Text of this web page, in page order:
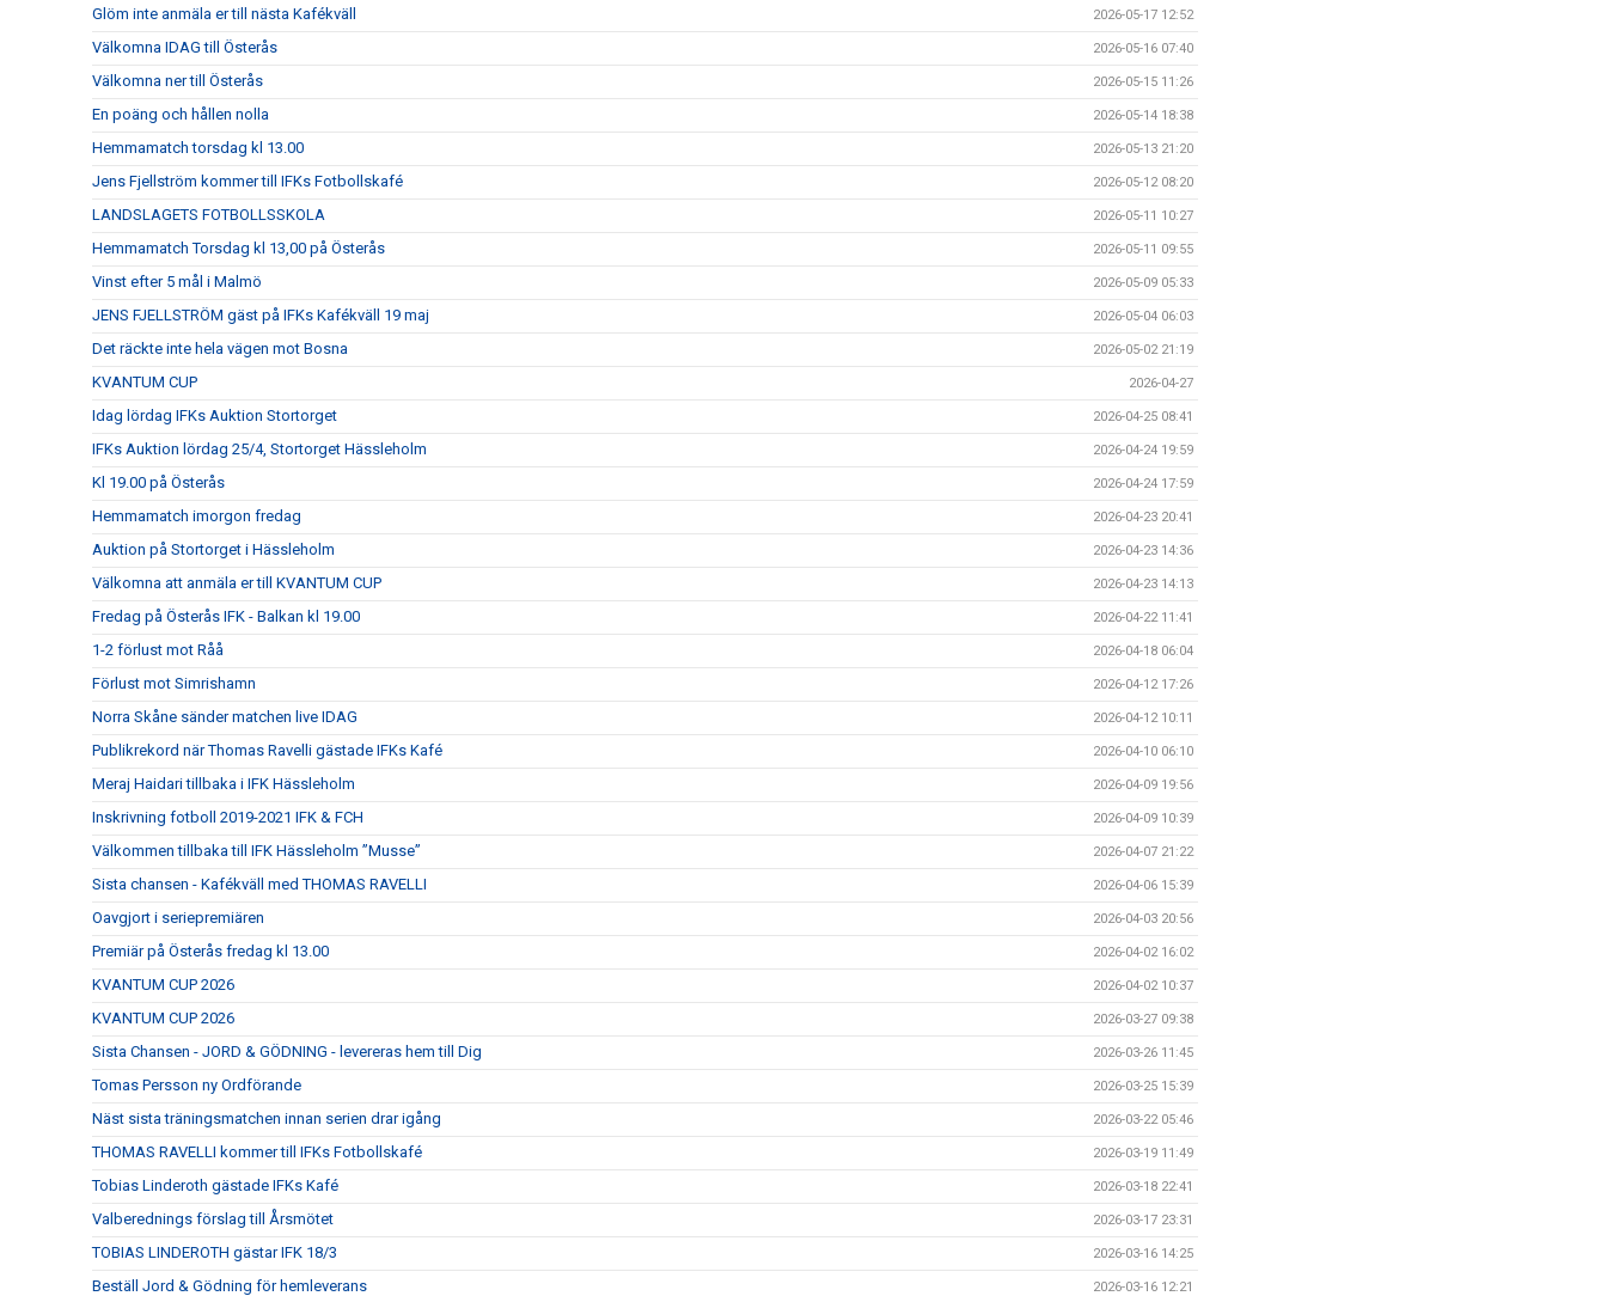
Glöm inte anmäla er till nästa Kafékväll 2026-05-17 12:52
Välkomna IDAG till Österås 2026-05-16 07:40
Välkomna ner till Österås 2026-05-15 11:26
En poäng och hållen nolla 2026-05-14 18:38
Hemmamatch torsdag kl 13.00 2026-05-13 21:20
Jens Fjellström kommer till IFKs Fotbollskafé 2026-05-12 08:20
LANDSLAGETS FOTBOLLSSKOLA 2026-05-11 10:27
Hemmamatch Torsdag kl 13,00 på Österås 2026-05-11 09:55
Vinst efter 5 mål i Malmö 2026-05-09 05:33
JENS FJELLSTRÖM gäst på IFKs Kafékväll 19 maj 2026-05-04 06:03
Det räckte inte hela vägen mot Bosna 2026-05-02 21:19
KVANTUM CUP 2026-04-27
Idag lördag IFKs Auktion Stortorget 2026-04-25 08:41
IFKs Auktion lördag 25/4, Stortorget Hässleholm 2026-04-24 19:59
Kl 19.00 på Österås 2026-04-24 17:59
Hemmamatch imorgon fredag 2026-04-23 20:41
Auktion på Stortorget i Hässleholm 2026-04-23 14:36
Välkomna att anmäla er till KVANTUM CUP 2026-04-23 14:13
Fredag på Österås IFK - Balkan kl 19.00 2026-04-22 11:41
1-2 förlust mot Råå 2026-04-18 06:04
Förlust mot Simrishamn 2026-04-12 17:26
Norra Skåne sänder matchen live IDAG 2026-04-12 10:11
Publikrekord när Thomas Ravelli gästade IFKs Kafé 2026-04-10 06:10
Meraj Haidari tillbaka i IFK Hässleholm 2026-04-09 19:56
Inskrivning fotboll 2019-2021 IFK & FCH 2026-04-09 10:39
Välkommen tillbaka till IFK Hässleholm ”Musse” 2026-04-07 21:22
Sista chansen - Kafékväll med THOMAS RAVELLI 2026-04-06 15:39
Oavgjort i seriepremiären 2026-04-03 20:56
Premiär på Österås fredag kl 13.00 2026-04-02 16:02
KVANTUM CUP 2026 2026-04-02 10:37
KVANTUM CUP 2026 2026-03-27 09:38
Sista Chansen - JORD & GÖDNING - levereras hem till Dig 2026-03-26 11:45
Tomas Persson ny Ordförande 2026-03-25 15:39
Näst sista träningsmatchen innan serien drar igång 2026-03-22 05:46
THOMAS RAVELLI kommer till IFKs Fotbollskafé 2026-03-19 11:49
Tobias Linderoth gästade IFKs Kafé 2026-03-18 22:41
Valberednings förslag till Årsmötet 2026-03-17 23:31
TOBIAS LINDEROTH gästar IFK 18/3 2026-03-16 14:25
Beställ Jord & Gödning för hemleverans 2026-03-16 12:21